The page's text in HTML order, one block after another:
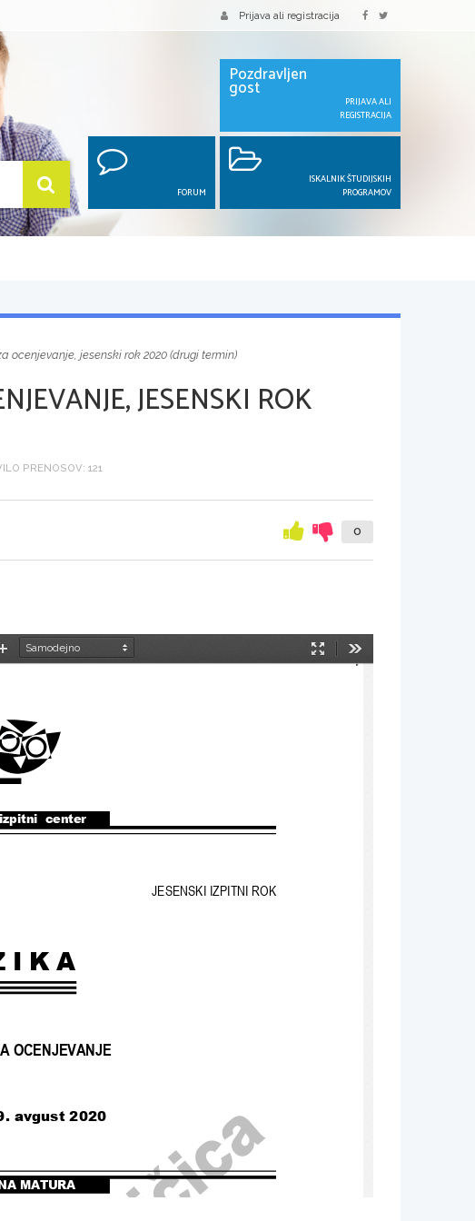
Prijava ali registracija
Pozdravljen
gost
PRIJAVA ALI
REGISTRACIJA
FORUM
ISKALNIK ŠTUDIJSKIH
PROGRAMOV
ocenjevanje, jesenski rok 2020 (drugi termin)
JESENSKI ROK
PRENOSOV: 121
0
Način
Povečaj
avgust 2020
center
MATURA
OCENJEVANJE
JESENSKI IZPITNI ROK